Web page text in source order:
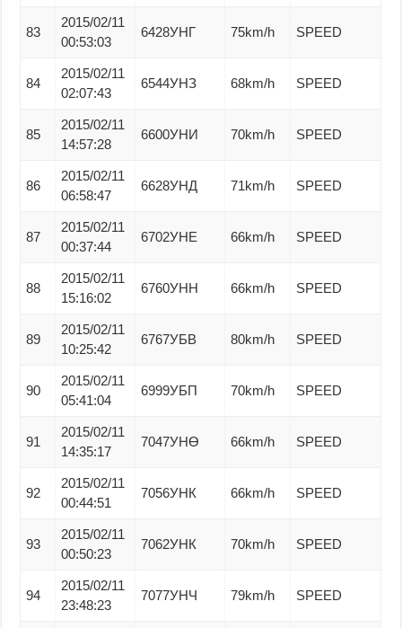
83
2015/02/11
00:53:03
6428УНГ 75km/h SPEED
84
2015/02/11
02:07:43
6544УНЗ 68km/h SPEED
85
2015/02/11
14:57:28
6600УНИ 70km/h SPEED
86
2015/02/11
06:58:47
6628УНД 71km/h SPEED
87
2015/02/11
00:37:44
6702УНЕ 66km/h SPEED
88
2015/02/11
15:16:02
6760УНН 66km/h SPEED
89
2015/02/11
10:25:42
6767УБВ 80km/h SPEED
90
2015/02/11
05:41:04
6999УБП 70km/h SPEED
91
2015/02/11
14:35:17
7047УНӨ 66km/h SPEED
92
2015/02/11
00:44:51
7056УНК 66km/h SPEED
93
2015/02/11
00:50:23
7062УНК 70km/h SPEED
94
2015/02/11
23:48:23
7077УНЧ 79km/h SPEED